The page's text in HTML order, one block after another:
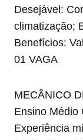
Desejável:
climatização;
Benefícios:
01 VAGA
MECÂNICO
Ensino Médio
Experiência